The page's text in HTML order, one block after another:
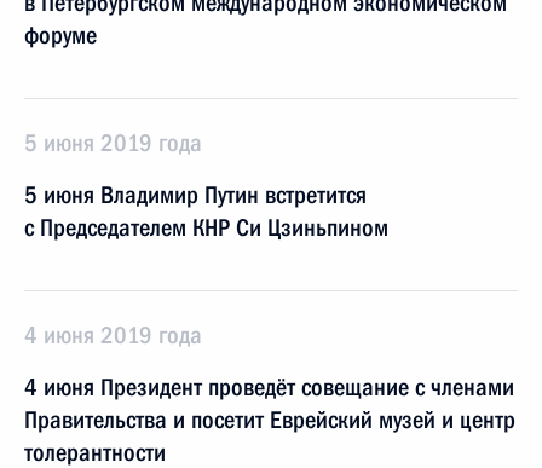
форуме
5 июня 2019 года
5 июня Владимир Путин встретится
с Председателем КНР Си Цзиньпином
4 июня 2019 года
4 июня Президент проведёт совещание с членами
Правительства и посетит Еврейский музей и центр
толерантности